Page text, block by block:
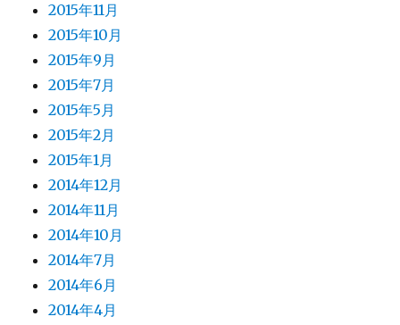
2015年11月
2015年10月
2015年9月
2015年7月
2015年5月
2015年2月
2015年1月
2014年12月
2014年11月
2014年10月
2014年7月
2014年6月
2014年4月